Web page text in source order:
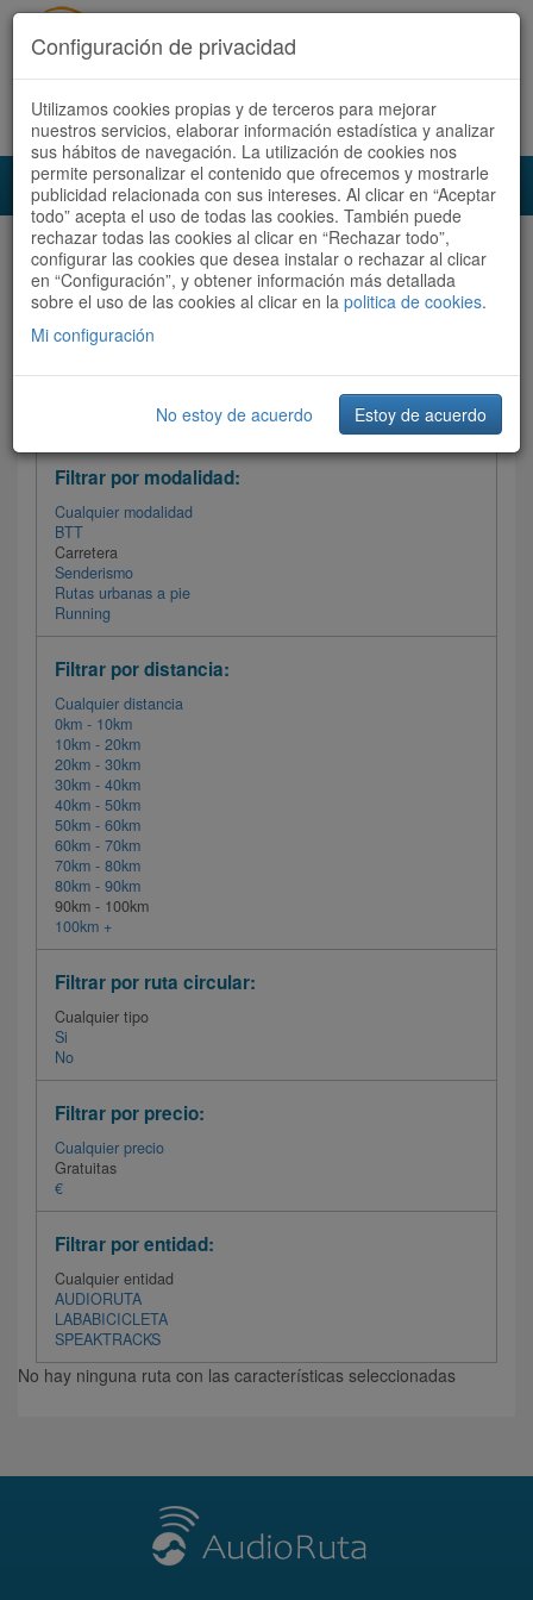
Acceder Registrate ahora Español | Català
Audioruta Todas las rutas
Todas las rutas
Ordenar por: Más recientes /
Filtrar las rutas
Filtrar por modalidad:
Cualquier modalidad
BTT
Carretera
Senderismo
Rutas urbanas a pie
Running
Filtrar por distancia:
Cualquier distancia
0km - 10km
10km - 20km
20km - 30km
30km - 40km
40km - 50km
50km - 60km
60km - 70km
70km - 80km
80km - 90km
90km - 100km
100km +
Filtrar por ruta circular:
Cualquier tipo
Si
No
Filtrar por precio:
Cualquier precio
Gratuitas
€
Filtrar por entidad:
Cualquier entidad
AUDIORUTA
LABABICICLETA
SPEAKTRACKS
No hay ninguna ruta con las características seleccionadas
Configuración de privacidad
Utilizamos cookies propias y de terceros para mejorar
nuestros servicios, elaborar información estadística y analizar
sus hábitos de navegación. La utilización de cookies nos
permite personalizar el contenido que ofrecemos y mostrarle
publicidad relacionada con sus intereses. Al clicar en “Aceptar
todo” acepta el uso de todas las cookies. También puede
rechazar todas las cookies al clicar en “Rechazar todo”,
configurar las cookies que desea instalar o rechazar al clicar
en “Configuración”, y obtener información más detallada
sobre el uso de las cookies al clicar en la politica de cookies.
Mi configuración
No estoy de acuerdo Estoy de acuerdo